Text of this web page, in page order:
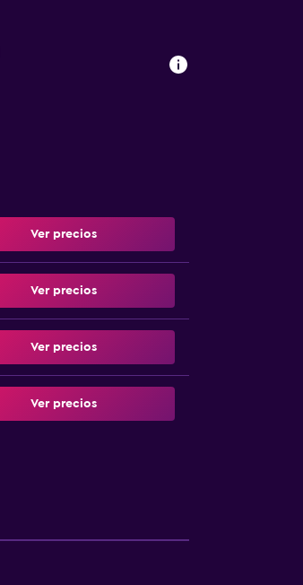
Ver precios
Ver precios
Ver precios
Ver precios